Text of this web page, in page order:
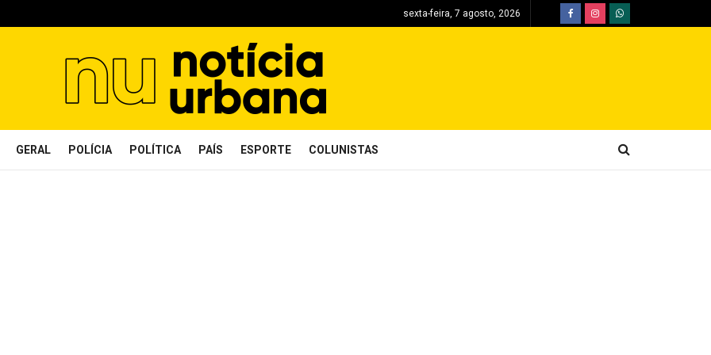
sexta-feira, 7 agosto, 2026
GERAL POLÍCIA POLÍTICA PAÍS ESPORTE COLUNISTAS